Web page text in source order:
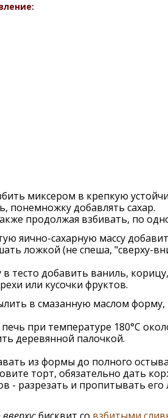
миксером в крепкую
понемножку добавлять сахар.
продолжая взбивать, по
яично-сахарную массу
ложкой (не спеша, "сверху-
в тесто добавить ваниль,
или кусочки фруктов.
в смазанную маслом форму,
при температуре 180°C
деревянной палочкой.
из формы до полного
торт, обязательно дать
- разрезать и пропитывать